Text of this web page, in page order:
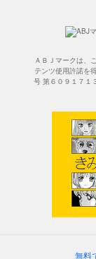
ＡＢＪマークは、
テンツ使用許諾を
号 第６０９１７１
無料